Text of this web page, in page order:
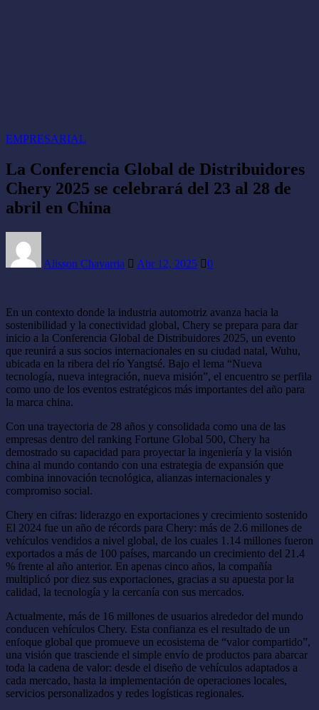
EMPRESARIAL
La Conferencia Global de Distribuidores
Chery 2025 se celebrará del 23 al 28 de
abril en China
Alisson Chavarria Abr 12, 2025 0
En un contexto donde la industria automotriz avanza hacia la
sostenibilidad y la conectividad global, Chery se prepara para dar
inicio a la Conferencia Global de Distribuidores 2025, un evento
que reunirá a sus socios internacionales en su ciudad natal, Wuhu,
ubicada en la ribera del río Yangtsé. Bajo el lema “Nueva
tecnología, nueva integración, nueva misión”, el encuentro se perfila
como uno de los eventos estratégicos más importantes del año para
la marca china.
Con una trayectoria de 28 años y consolidada como una de las
empresas dentro del ranking Fortune Global 500, Chery ha
demostrado su capacidad para proyectar la ingeniería y la visión
china al mundo contando con una estrategia de expansión que
combina innovación tecnológica, alianzas internacionales y
compromiso social.
Chery en cifras: liderazgo en exportaciones y crecimiento sostenido
El 2024 fue un año de récords para Chery: más de 2.6 millones de
vehículos vendidos a nivel global, de los cuales 1.14 millones fueron
exportados a más de 100 países, marcando un crecimiento del 21.4
% frente al año anterior. En apenas cinco años, la compañía
multiplicó por diez sus exportaciones, gracias a su apuesta por la
calidad, la tecnología y la cercanía con sus mercados.
Actualmente, más de 16 millones de usuarios alrededor del mundo
conducen vehículos Chery. Esta confianza es el resultado de un
enfoque global que promueve un ecosistema de “valor compartido”,
una visión que trasciende el simple envío de productos para abarcar
toda la cadena de valor: desde el diseño de vehículos adaptados a
cada mercado, hasta la implementación de operaciones locales,
servicios personalizados y redes logísticas regionales.